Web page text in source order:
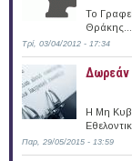
Το
Θράκης...
Τρί, 03/04/2012 - 17:34
Δωρεάν
Η Μη
Παρ, 29/05/2015 - 13:59